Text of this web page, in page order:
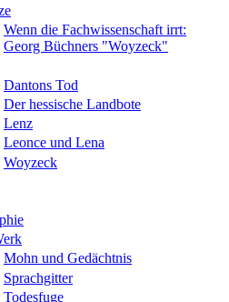
Wenn die Fachwissenschaft irrt:
Georg Büchners "Woyzeck"
Dantons Tod
Der hessische Landbote
Lenz
Leonce und Lena
Woyzeck
Mohn und Gedächtnis
Sprachgitter
Todesfuge